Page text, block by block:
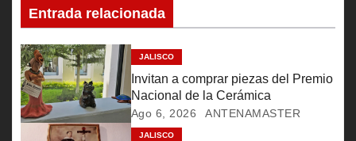
i
ó
n
d
Entrada relacionada
JALISCO
Invitan a comprar piezas del Premio
Nacional de la Cerámica
Ago 6, 2026 ANTENAMASTER
JALISCO